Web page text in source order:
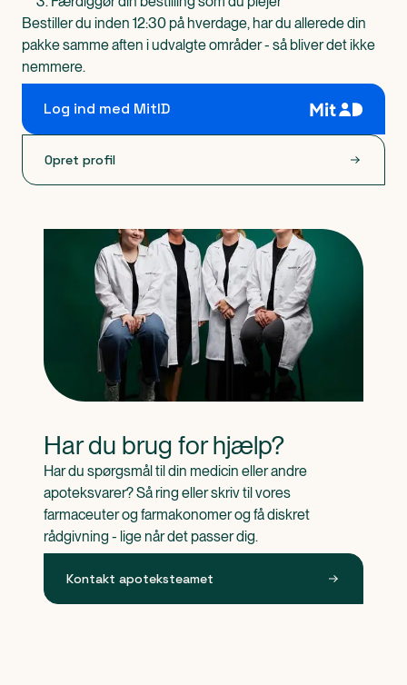
Bestiller du inden 12:30 på hverdage, har du allerede din
pakke samme aften i udvalgte områder - så bliver det ikke
nemmere.
Log ind med MitID
Opret profil
Har du brug for hjælp?
Har du spørgsmål til din medicin eller andre
apoteksvarer? Så ring eller skriv til vores
farmaceuter og farmakonomer og få diskret
rådgivning - lige når det passer dig.
Kontakt apoteksteamet